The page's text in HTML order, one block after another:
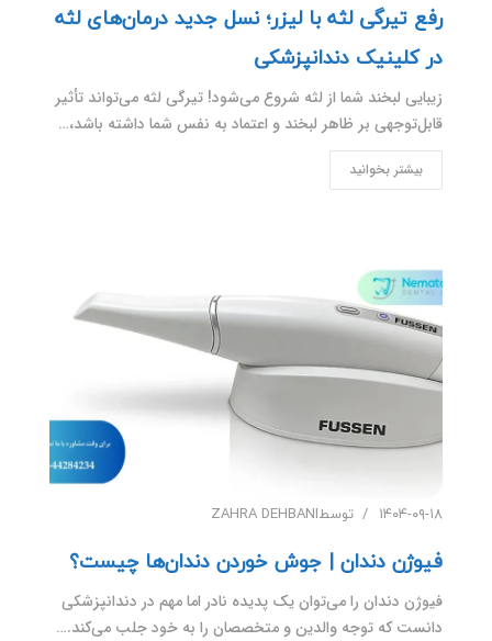
رفع تیرگی لثه با لیزر؛ نسل جدید درمان‌های لثه
در کلینیک دندانپزشکی
زیبایی لبخند شما از لثه شروع می‌شود! تیرگی لثه می‌تواند تأثیر
قابل‌توجهی بر ظاهر لبخند و اعتماد به نفس شما داشته باشد،…
بیشتر بخوانید
۱۴۰۴-۰۹-۱۸ توسطZAHRA DEHBANI
فیوژن دندان | جوش خوردن دندان‌ها چیست؟
فیوژن دندان را می‌توان یک پدیده نادر اما مهم در دندانپزشکی
دانست که توجه والدین و متخصصان را به خود جلب می‌کند.…